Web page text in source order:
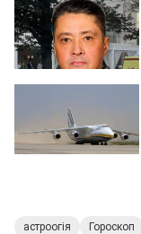
астроогія Гороскоп